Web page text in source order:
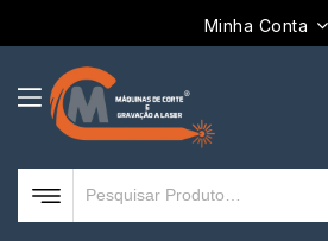
Minha Conta